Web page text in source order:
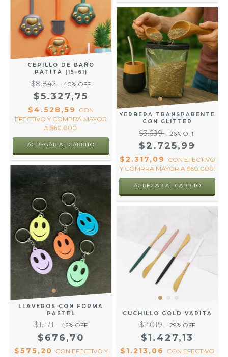
CEPILLO DE BAÑO
PATITA (15-61)
$8.842 40% OFF
$5.327,75
$4.528,59
CON
EFECTIVO Y COMPRA MAYOR
A $60.000.
AGREGAR AL CARRITO
YERBERA TRANSPARENTE
CON GLITTER
$3.699 26% OFF
$2.725,99
$2.317,09 CON EFECTIVO
Y COMPRA MAYOR A $60.000.
AGREGAR AL CARRITO
LLAVEROS CON FORMA
PASTEL
$1.171 42% OFF
$676,70
$575,20 CON EFECTIVO Y
CUCHILLO GOLD VARITA
$2.019 29% OFF
$1.427,13
$1.213,06 CON EFECTIVO